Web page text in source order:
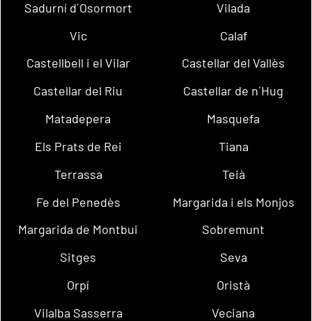
Sadurní d´Osormort
Vilada
Vic
Calaf
Castellbell i el Vilar
Castellar del Vallès
Castellar del Riu
Castellar de n´Hug
Matadepera
Masquefa
Els Prats de Rei
Tiana
Terrassa
Teià
Fe del Penedès
Margarida i els Monjos
Margarida de Montbui
Sobremunt
Sitges
Seva
Orpí
Oristà
Vilalba Sasserra
Veciana